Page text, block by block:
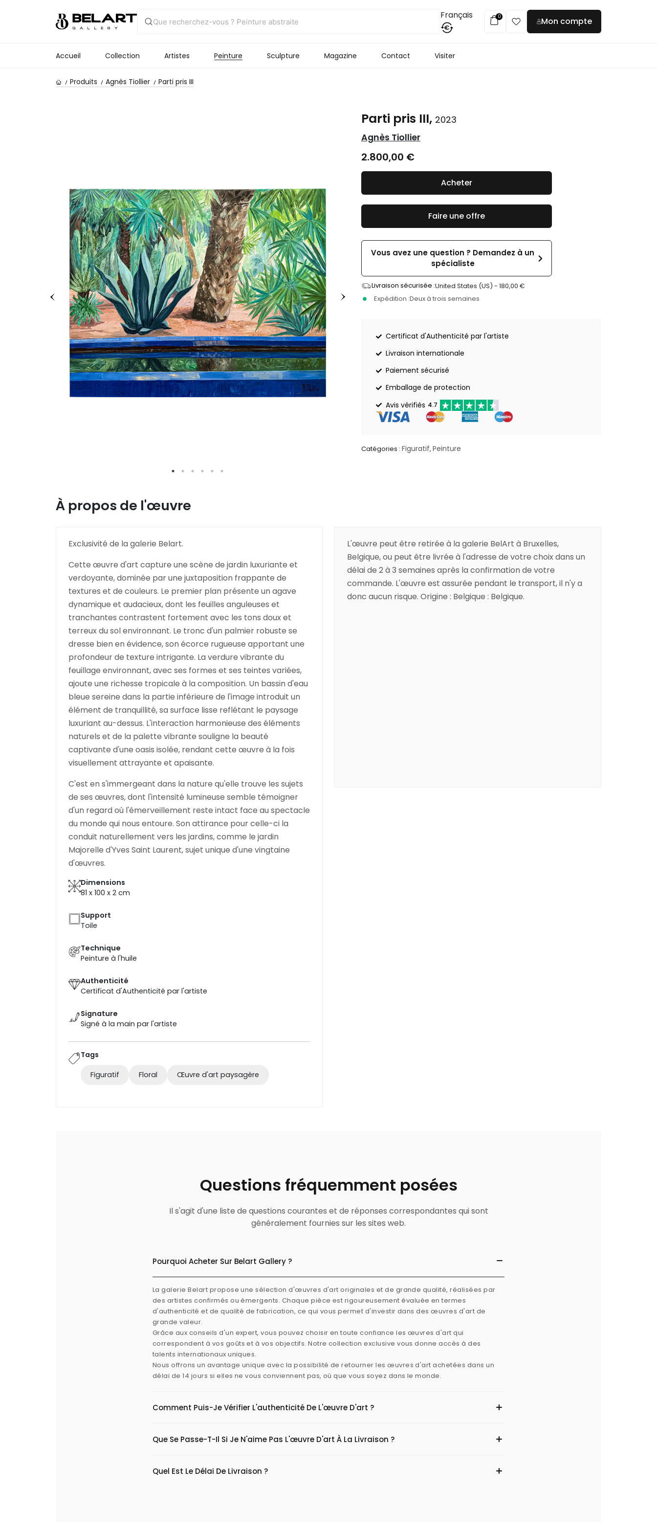
Français
€
0 Mon compte
Accueil Collection Artistes Peinture Sculpture Magazine Contact Visiter
Produits Agnès Tiollier Parti pris III
Parti pris III, 2023
Agnès Tiollier
2.800,00 €
Faire une offre
Vous avez une question ? Demandez à un
spécialiste
Livraison sécurisée :United States (US) -180,00€
Expédition :Deux à trois semaines
Certificat d'Authenticité par l'artiste
Livraison internationale
Paiement sécurisé
Emballage de protection
Avis vérifiés 4.7
Catégories : Figuratif, Peinture
Acheter
À propos de l'œuvre
Exclusivité de la galerie Belart.
Cette œuvre d'art capture une scène de jardin luxuriante et
verdoyante, dominée par une juxtaposition frappante de
textures et de couleurs. Le premier plan présente un agave
dynamique et audacieux, dont les feuilles anguleuses et
tranchantes contrastent fortement avec les tons doux et
terreux du sol environnant. Le tronc d'un palmier robuste se
dresse bien en évidence, son écorce rugueuse apportant une
profondeur de texture intrigante. La verdure vibrante du
feuillage environnant, avec ses formes et ses teintes variées,
ajoute une richesse tropicale à la composition. Un bassin d'eau
bleue sereine dans la partie inférieure de l'image introduit un
élément de tranquillité, sa surface lisse reflétant le paysage
luxuriant au-dessus. L'interaction harmonieuse des éléments
naturels et de la palette vibrante souligne la beauté
captivante d'une oasis isolée, rendant cette œuvre à la fois
visuellement attrayante et apaisante.
C'est en s'immergeant dans la nature qu'elle trouve les sujets
de ses œuvres, dont l'intensité lumineuse semble témoigner
d'un regard où l'émerveillement reste intact face au spectacle
du monde qui nous entoure. Son attirance pour celle-ci la
conduit naturellement vers les jardins, comme le jardin
Majorelle d'Yves Saint Laurent, sujet unique d'une vingtaine
d'œuvres.
Dimensions
81 x 100 x 2 cm
Support
Toile
Technique
Peinture à l'huile
Authenticité
Certificat d'Authenticité par l'artiste
Signature
Signé à la main par l'artiste
Tags
Figuratif Floral Œuvre d'art paysagère
L'œuvre peut être retirée à la galerie BelArt à Bruxelles,
Belgique, ou peut être livrée à l'adresse de votre choix dans un
délai de 2 à 3 semaines après la confirmation de votre
commande. L'œuvre est assurée pendant le transport, il n'y a
donc aucun risque. Origine : Belgique : Belgique.
Questions fréquemment posées
Il s'agit d'une liste de questions courantes et de réponses correspondantes qui sont
généralement fournies sur les sites web.
Pourquoi Acheter Sur Belart Gallery ?
La galerie Belart propose une sélection d'œuvres d'art originales et de grande qualité, réalisées par
des artistes confirmés ou émergents. Chaque pièce est rigoureusement évaluée en termes
d'authenticité et de qualité de fabrication, ce qui vous permet d'investir dans des œuvres d'art de
grande valeur.
Grâce aux conseils d'un expert, vous pouvez choisir en toute confiance les œuvres d'art qui
correspondent à vos goûts et à vos objectifs. Notre collection exclusive vous donne accès à des
talents internationaux uniques.
Nous offrons un avantage unique avec la possibilité de retourner les œuvres d'art achetées dans un
délai de 14 jours si elles ne vous conviennent pas, où que vous soyez dans le monde.
Comment Puis-Je Vérifier L'authenticité De L'œuvre D'art ?
Que Se Passe-T-Il Si Je N'aime Pas L'œuvre D'art À La Livraison ?
Quel Est Le Délai De Livraison ?